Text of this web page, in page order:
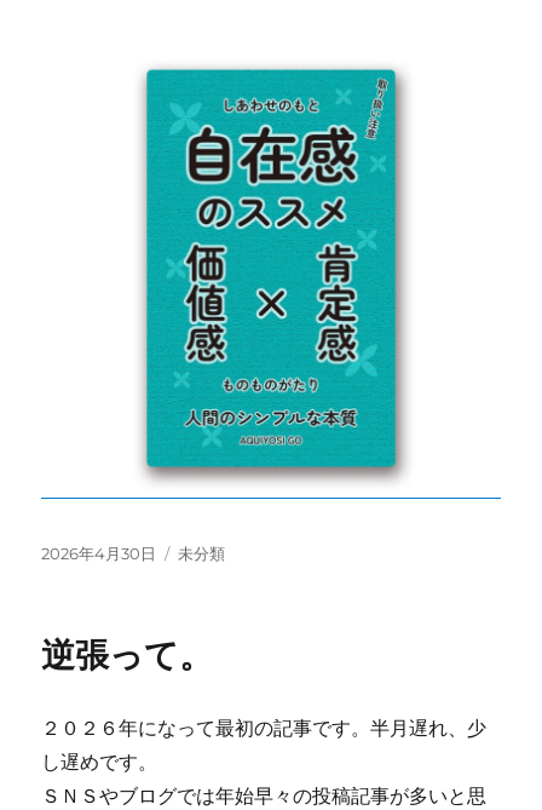
投
2026年4月30日
カ
未分類
逆張って。
２０２６年になって最初の記事です。半月遅れ、少
し遅めです。
ＳＮＳやブログでは年始早々の投稿記事が多いと思